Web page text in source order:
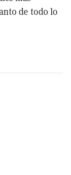
de todo lo